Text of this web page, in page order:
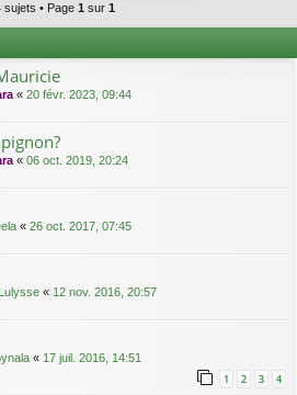
r
r
sujets • Page 1 sur 1
« 20 févr. 2023, 09:44
« 06 oct. 2019, 20:24
« 26 oct. 2017, 07:45
« 12 nov. 2016, 20:57
« 17 juil. 2016, 14:51
1 2 3 4